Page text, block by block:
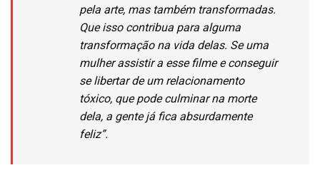
pela arte, mas também transformadas.
Que isso contribua para alguma
transformação na vida delas. Se uma
mulher assistir a esse filme e conseguir
se libertar de um relacionamento
tóxico, que pode culminar na morte
dela, a gente já fica absurdamente
feliz”.